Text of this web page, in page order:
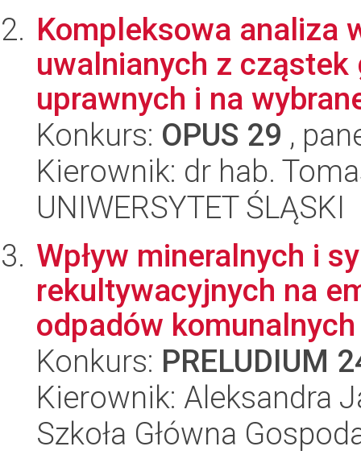
Kompleksowa analiza
uwalnianych z
uprawnych i na
Konkurs: OPUS 29 ,
Kierownik: dr hab.
UNIWERSYTET ŚLĄSKI
Wpływ mineralnych i
rekultywacyjnych na
odpadów
Konkurs: PRELUDIUM
Kierownik: Aleksandra
Szkoła Główna